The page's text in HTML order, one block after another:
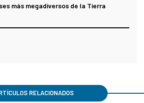
más megadiversos de la Tierra
RELACIONADOS